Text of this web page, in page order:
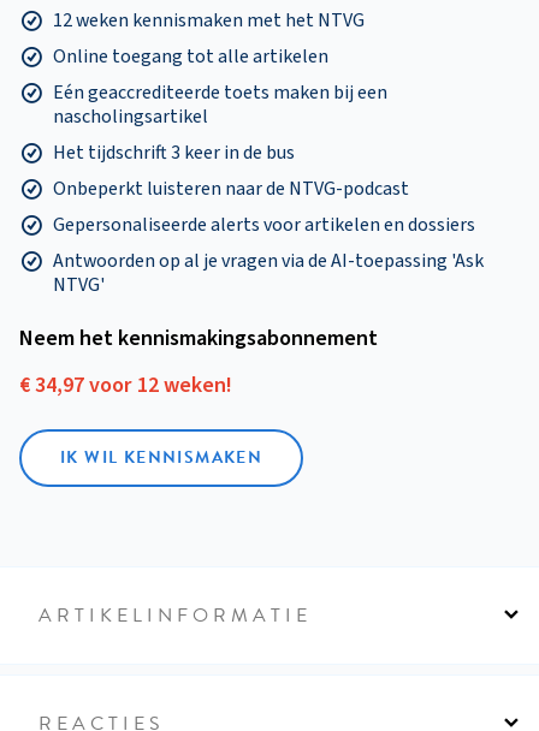
12 weken kennismaken met het NTVG
Online toegang tot alle artikelen
Eén geaccrediteerde toets maken bij een
nascholingsartikel
Het tijdschrift 3 keer in de bus
Onbeperkt luisteren naar de NTVG-podcast
Gepersonaliseerde alerts voor artikelen en dossiers
Antwoorden op al je vragen via de AI-toepassing 'Ask
NTVG'
Neem het kennismakings­abonnement
€ 34,97 voor 12 weken!
IK WIL KENNISMAKEN
ARTIKELINFORMATIE
REACTIES